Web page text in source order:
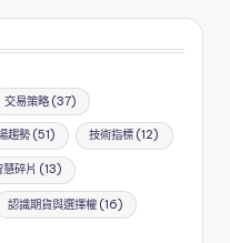
交易策略(37)
趨勢(51) 技術指標 (12)
慧碎片 (13)
認識期貨與選擇權(16)